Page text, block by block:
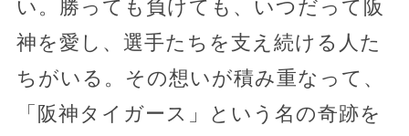
い。勝っても負けても、いつだって阪
神を愛し、選手たちを支え続ける人た
ちがいる。その想いが積み重なって、
「阪神タイガース」という名の奇跡を